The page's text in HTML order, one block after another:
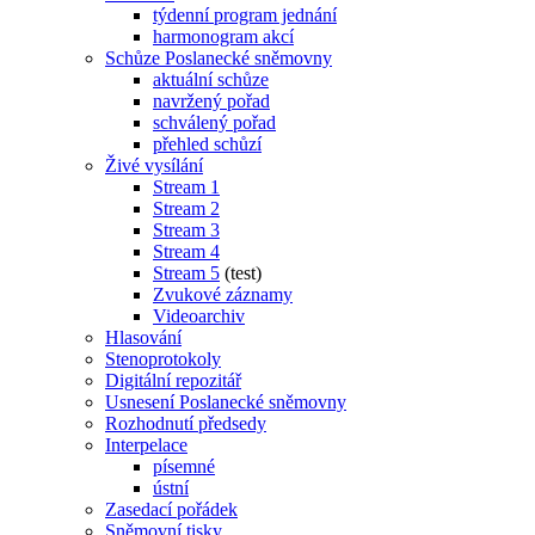
týdenní program jednání
harmonogram akcí
Schůze Poslanecké sněmovny
aktuální schůze
navržený pořad
schválený pořad
přehled schůzí
Živé vysílání
Stream 1
Stream 2
Stream 3
Stream 4
Stream 5 (test)
Zvukové záznamy
Videoarchiv
Hlasování
Stenoprotokoly
Digitální repozitář
Usnesení Poslanecké sněmovny
Rozhodnutí předsedy
Interpelace
písemné
ústní
Zasedací pořádek
Sněmovní tisky